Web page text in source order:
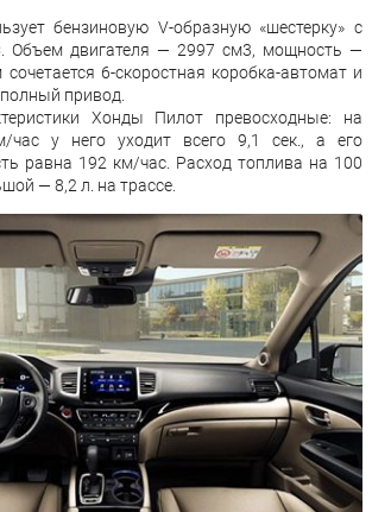
бензиновую V-образную «шестерку» с
Объем двигателя — 2997 см3, мощность —
6-скоростная коробка-автомат и
привод.
Хонды Пилот превосходные: на
час у него уходит всего 9,1 сек., а его
равна 192 км/час. Расход топлива на 100
— 8,2 л. на трассе.